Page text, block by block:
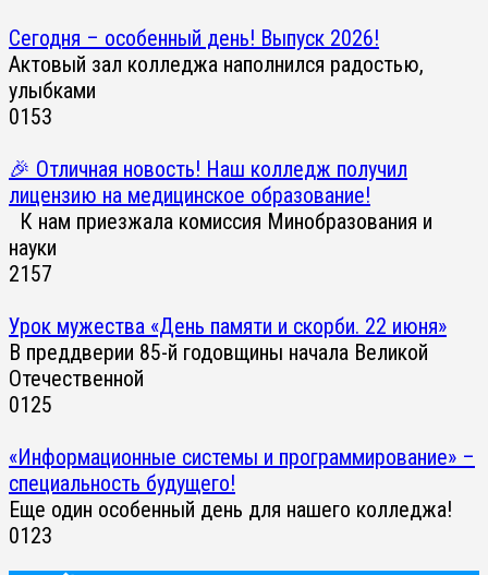
Сегодня – особенный день! Выпуск 2026!
Актовый зал колледжа наполнился радостью,
улыбками
0153
🎉 Отличная новость! Наш колледж получил
лицензию на медицинское образование!
К нам приезжала комиссия Минобразования и
науки
2157
Урок мужества «День памяти и скорби. 22 июня»
В преддверии 85-й годовщины начала Великой
Отечественной
0125
«Информационные системы и программирование» –
специальность будущего!
Еще один особенный день для нашего колледжа!
0123